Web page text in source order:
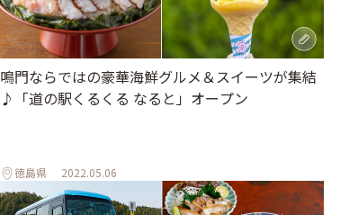
鳴門ならではの豪華海鮮グルメ＆スイーツが集結
♪「道の駅くるくる なると」オープン
徳島県 2022.05.06